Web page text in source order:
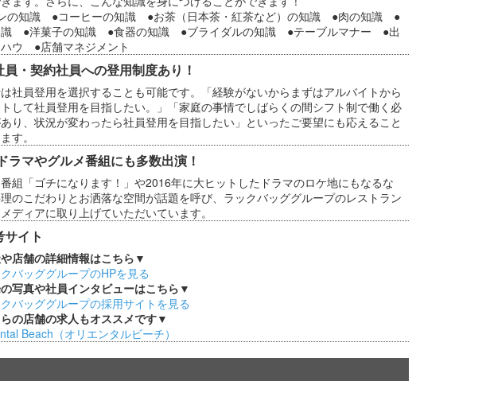
の知識 ●コーヒーの知識 ●お茶（日本茶・紅茶など）の知識 ●肉の知識 ●
識 ●洋菓子の知識 ●食器の知識 ●ブライダルの知識 ●テーブルマナー ●出
ウ ●店舗マネジメント
員・契約社員への登用制度あり！
社員登用を選択することも可能です。「経験がないからまずはアルバイトから
して社員登用を目指したい。」「家庭の事情でしばらくの間シフト制で働く必
り、状況が変わったら社員登用を目指したい」といったご要望にも応えること
す。
ラマやグルメ番組にも多数出演！
組「ゴチになります！」や2016年に大ヒットしたドラマのロケ地にもなるな
のこだわりとお洒落な空間が話題を呼び、ラックバッググループのレストラン
ディアに取り上げていただいています。
サイト
店舗の詳細情報はこちら▼
バッググループのHPを見る
写真や社員インタビューはこちら▼
バッググループの採用サイトを見る
の店舗の求人もオススメです▼
Beach（オリエンタルビーチ）